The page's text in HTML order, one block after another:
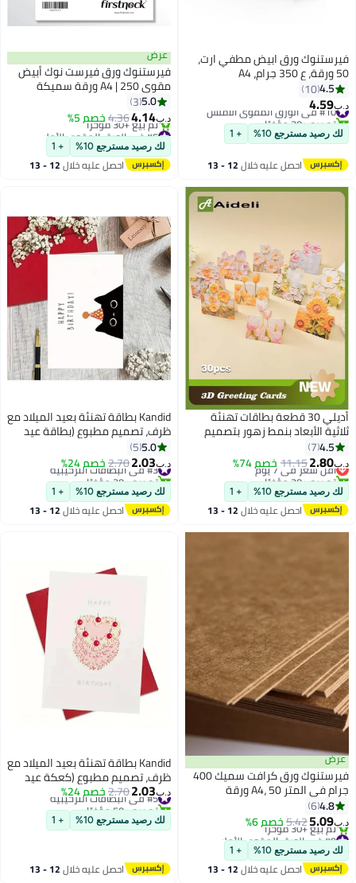
فيرستنوك ورق ابيض مطفي ارت،
50 ورقة، ع 350 جرام، A4
4.5
10
د.ب‏4.59
#10 في الورق المقوى الأملس
تم بيع +30 مؤخرًا
#10 في الورق المقوى الأملس
لك رصيد مسترجع 10% + 1
احصل عليه خلال 12 - 13
اغسطس
عرض
فيرستنوك ورق فيرست نوك أبيض
مقوى A4 | 250 ورقة سميكة
وناعمة الملمس | ورق مقوى فاخر
غير لامع للطباعة والحرف اليدوية
والدعوات ومشاريع "اصنعها بنفسك"
والاستخدام المكتبي - 50 ورقة
5.0
3
د.ب‏4.14
4.36خصم 5%
#5 في الورق المقوى الأملس
أقل سعر في 30 يوم
تم بيع +30 مؤخرًا
#5 في الورق المقوى الأملس
لك رصيد مسترجع 10% + 1
احصل عليه خلال 12 - 13
اغسطس
أديلي 30 قطعة بطاقات تهنئة
ثلاثية الأبعاد بنمط زهور بتصميم
لوحة زيتية، بطاقات معايدة قابلة
للطي، بطاقات دعوة فارغة لعيد
الميلاد والزفاف ويوم المعلم والشكر
4.5
7
د.ب‏2.80
11.15خصم 74%أقل سعر في 7 يوم
تم بيع +20 مؤخرًا
أقل سعر في 7 يوم
لك رصيد مسترجع 10% + 1
احصل عليه خلال 12 - 13
Kandid بطاقة تهنئة بعيد الميلاد مع
ظرف، تصميم مطبوع (بطاقة عيد
ميلاد قطة سوداء لطيفة)
5.0
5
د.ب‏2.03
2.70خصم 24% #3 في البطاقات الترحيبية
تم بيع +30 مؤخرًا
#3 في البطاقات الترحيبية
لك رصيد مسترجع 10% + 1
احصل عليه خلال 12 - 13
عرض
فيرستنوك ورق كرافت سميك 400
جرام في المتر A4، 50 ورقة
4.8
6
د.ب‏5.09
5.42خصم 6%
#9 في الورق المقوى الأملس
أقل سعر في السنة
تم بيع +30 مؤخرًا
#9 في الورق المقوى الأملس
لك رصيد مسترجع 10% + 1
احصل عليه خلال 12 - 13
Kandid بطاقة تهنئة بعيد الميلاد مع
ظرف، تصميم مطبوع (كعكة عيد
ميلاد باللون الكرز الوردي)
د.ب‏2.03
2.70خصم 24% #5 في البطاقات الترحيبية
تم بيع +50 مؤخرًا
#5 في البطاقات الترحيبية
لك رصيد مسترجع 10% + 1
احصل عليه خلال 12 - 13